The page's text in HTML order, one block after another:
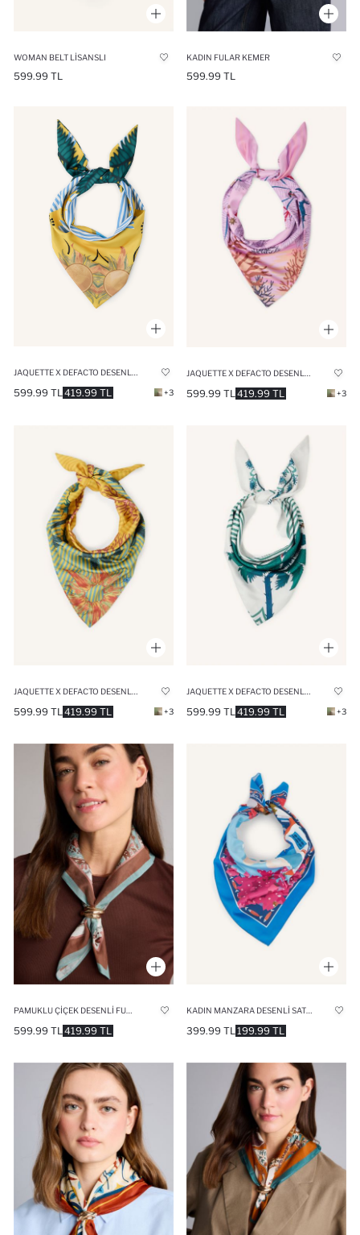
WOMAN BELT LISANSLI
599.99 TL
KADIN FULAR KEMER
599.99 TL
JAQUETTE X DEFACTO DESENLI FULAR
419.99 TL
599.99 TL +3 419.99 TL
599.99 TL +3
419.99 TL
599.99 TL +3 419.99 TL
599.99 TL +3
419.99 TL
599.99 TL 199.99 TL
399.99 TL